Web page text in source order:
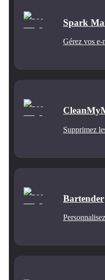
Spark
Gérez vos e-
Supprimez
Bartender